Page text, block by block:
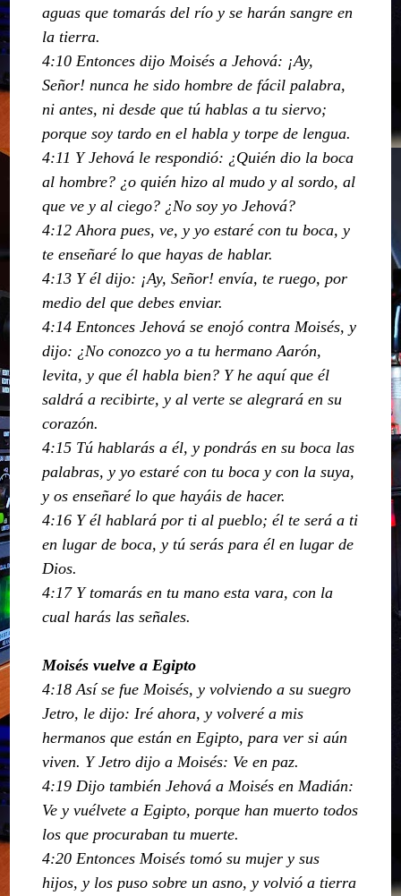
aguas que tomarás del río y se harán sangre en
la tierra.
4:10 Entonces dijo Moisés a Jehová: ¡Ay,
Señor! nunca he sido hombre de fácil palabra,
ni antes, ni desde que tú hablas a tu siervo;
porque soy tardo en el habla y torpe de lengua.
4:11 Y Jehová le respondió: ¿Quién dio la boca
al hombre? ¿o quién hizo al mudo y al sordo, al
que ve y al ciego? ¿No soy yo Jehová?
4:12 Ahora pues, ve, y yo estaré con tu boca, y
te enseñaré lo que hayas de hablar.
4:13 Y él dijo: ¡Ay, Señor! envía, te ruego, por
medio del que debes enviar.
4:14 Entonces Jehová se enojó contra Moisés, y
dijo: ¿No conozco yo a tu hermano Aarón,
levita, y que él habla bien? Y he aquí que él
saldrá a recibirte, y al verte se alegrará en su
corazón.
4:15 Tú hablarás a él, y pondrás en su boca las
palabras, y yo estaré con tu boca y con la suya,
y os enseñaré lo que hayáis de hacer.
4:16 Y él hablará por ti al pueblo; él te será a ti
en lugar de boca, y tú serás para él en lugar de
Dios.
4:17 Y tomarás en tu mano esta vara, con la
cual harás las señales.
Moisés vuelve a Egipto
4:18 Así se fue Moisés, y volviendo a su suegro
Jetro, le dijo: Iré ahora, y volveré a mis
hermanos que están en Egipto, para ver si aún
viven. Y Jetro dijo a Moisés: Ve en paz.
4:19 Dijo también Jehová a Moisés en Madián:
Ve y vuélvete a Egipto, porque han muerto todos
los que procuraban tu muerte.
4:20 Entonces Moisés tomó su mujer y sus
hijos, y los puso sobre un asno, y volvió a tierra